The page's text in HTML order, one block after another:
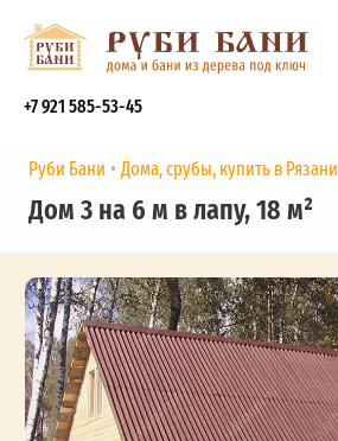
+7 921 585-53-45
Руби Бани Дома, срубы, купить в Рязани
Дом 3 на 6 м в лапу, 18 м²